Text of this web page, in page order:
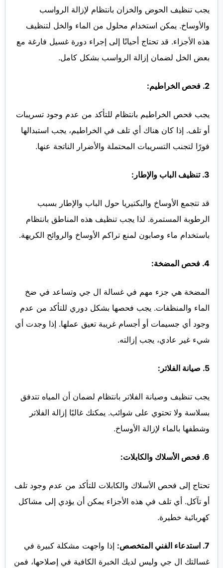
يجب تنظيف الحوض والخزان بانتظام لإزالة الرواسب
والأوساخ. يمكن استخدام محلول من الماء والخل لتنظيف
هذه الأجزاء. قد تحتاج أحيانًا إلى إجراء دورة غسيل فارغة مع
بعض الخل لضمان إزالة الرواسب بشكل كامل.
2. فحص الخراطيم:
يجب فحص الخراطيم بانتظام للتأكد من عدم وجود تسريبات
أو تلف. إذا كان هناك أي تلف في الخراطيم، يجب استبدالها
فورًا لتجنب التسريبات المحتملة والأضرار الناتجة عنها.
3. تنظيف الباب والإطار:
قد تتجمع الأوساخ والبكتيريا حول الباب والإطار بسبب
الرطوبة المستمرة. لذا يجب تنظيف هذه المناطق بانتظام
باستخدام ماء وصابون لمنع تراكم الأوساخ والروائح الكريهة.
4. فحص المضخة:
المضخة هي جزء مهم في غسالة ال جي وتساعد في ضخ
الماء والمنظفات. يجب فحصها بشكل دوري للتأكد من عدم
وجود أي جسيمات أو أجسام غريبة تعيق عملها. إذا وجدت أي
شيء غير عادي، يجب إزالته.
5. صيانة الفلاتر:
يجب تنظيف وصيانة الفلاتر بانتظام لضمان أن المياه تتدفق
بسلاسة ولا تحتوي على شوائب. يمكنك غالبًا إزالة الفلاتر
وشطفها بالماء لإزالة الأوساخ.
6. فحص الأسلاك والكابلات:
تحتاج إلى فحص الأسلاك والكابلات للتأكد من عدم وجود تلف
أو تآكل. أي تلف في هذه الأجزاء يمكن أن يؤدي إلى مشاكل
كهربائية خطيرة.
7. استدعاء الفني المتخصص:
إذا واجهت مشكلة كبيرة في
غسالتك ال جي وليس لديك الخبرة الكافية في إصلاحها، فمن